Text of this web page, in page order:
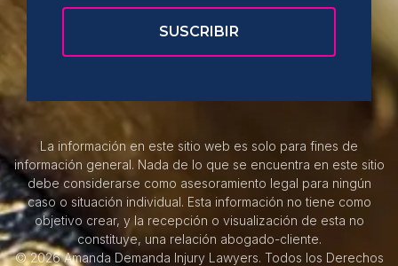
La información en este sitio web es solo para fines de
información general. Nada de lo que se encuentra en este sitio
debe considerarse como asesoramiento legal para ningún
caso o situación individual. Esta información no tiene como
objetivo crear, y la recepción o visualización de esta no
constituye, una relación abogado-cliente.
© 2026 Amanda Demanda Injury Lawyers. Todos los Derechos